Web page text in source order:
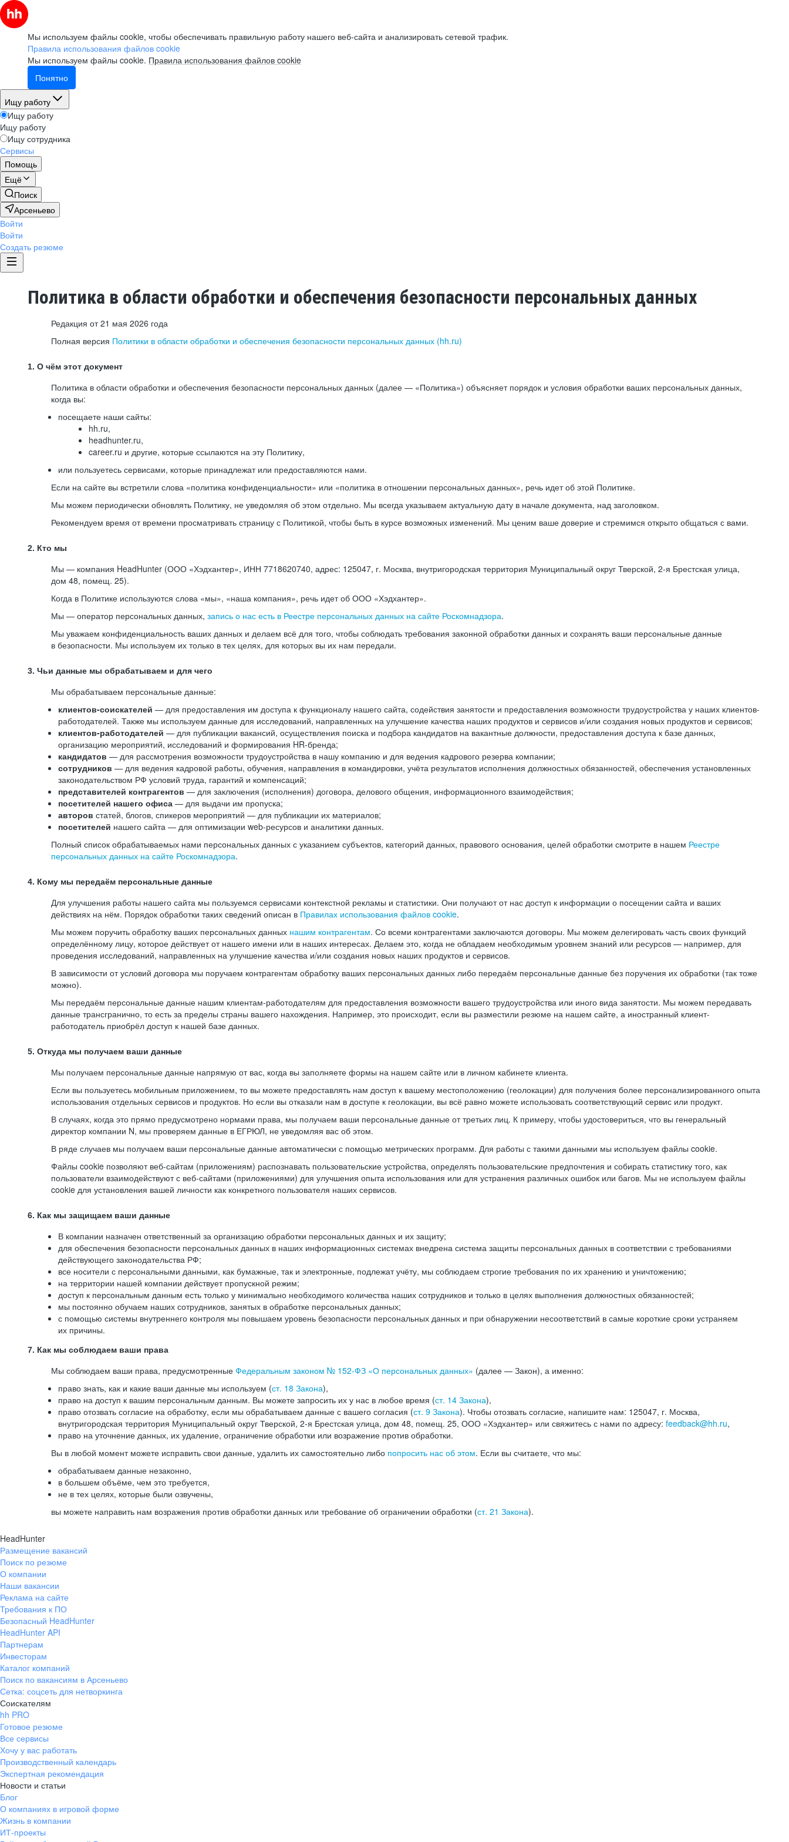
Мы используем файлы cookie, чтобы обеспечивать правильную работу нашего веб-сайта и анализировать сетевой трафик.
Правила использования файлов cookie
Мы используем файлы cookie. Правила использования файлов cookie
Понятно
Ищу работу
Ищу работу
Ищу работу
Ищу сотрудника
Сервисы
Помощь
Ещё
Поиск
Арсеньево
Войти
Войти
Создать резюме
Политика в области обработки и обеспечения безопасности персональных данных
Редакция от 21 мая 2026 года
Полная версия Политики в области обработки и обеспечения безопасности персональных данных (hh.ru)
1. О чём этот документ
Политика в области обработки и обеспечения безопасности персональных данных (далее — «Политика») объясняет порядок и условия обработки ваших персональных данных,
когда вы:
посещаете наши сайты:
hh.ru,
headhunter.ru,
career.ru и другие, которые ссылаются на эту Политику,
или пользуетесь сервисами, которые принадлежат или предоставляются нами.
Если на сайте вы встретили слова «политика конфиденциальности» или «политика в отношении персональных данных», речь идет об этой Политике.
Мы можем периодически обновлять Политику, не уведомляя об этом отдельно. Мы всегда указываем актуальную дату в начале документа, над заголовком.
Рекомендуем время от времени просматривать страницу с Политикой, чтобы быть в курсе возможных изменений. Мы ценим ваше доверие и стремимся открыто общаться с вами.
2. Кто мы
Мы — компания HeadHunter (ООО «Хэдхантер», ИНН 7718620740, адрес: 125047, г. Москва, внутригородская территория Муниципальный округ Тверской, 2-я Брестская улица,
дом 48, помещ. 25).
Когда в Политике используются слова «мы», «наша компания», речь идет об ООО «Хэдхантер».
Мы — оператор персональных данных, запись о нас есть в Реестре персональных данных на сайте Роскомнадзора.
Мы уважаем конфиденциальность ваших данных и делаем всё для того, чтобы соблюдать требования законной обработки данных и сохранять ваши персональные данные
в безопасности. Мы используем их только в тех целях, для которых вы их нам передали.
3. Чьи данные мы обрабатываем и для чего
Мы обрабатываем персональные данные:
клиентов-соискателей — для предоставления им доступа к функционалу нашего сайта, содействия занятости и предоставления возможности трудоустройства у наших клиентов-
работодателей. Также мы используем данные для исследований, направленных на улучшение качества наших продуктов и сервисов и/или создания новых продуктов и сервисов;
клиентов-работодателей — для публикации вакансий, осуществления поиска и подбора кандидатов на вакантные должности, предоставления доступа к базе данных,
организацию мероприятий, исследований и формирования HR-бренда;
кандидатов — для рассмотрения возможности трудоустройства в нашу компанию и для ведения кадрового резерва компании;
сотрудников — для ведения кадровой работы, обучения, направления в командировки, учёта результатов исполнения должностных обязанностей, обеспечения установленных
законодательством РФ условий труда, гарантий и компенсаций;
представителей контрагентов — для заключения (исполнения) договора, делового общения, информационного взаимодействия;
посетителей нашего офиса — для выдачи им пропуска;
авторов статей, блогов, спикеров мероприятий — для публикации их материалов;
посетителей нашего сайта — для оптимизации web-ресурсов и аналитики данных.
Полный список обрабатываемых нами персональных данных с указанием субъектов, категорий данных, правового основания, целей обработки смотрите в нашем Реестре
персональных данных на сайте Роскомнадзора.
4. Кому мы передаём персональные данные
Для улучшения работы нашего сайта мы пользуемся сервисами контекстной рекламы и статистики. Они получают от нас доступ к информации о посещении сайта и ваших
действиях на нём. Порядок обработки таких сведений описан в Правилах использования файлов cookie.
Мы можем поручить обработку ваших персональных данных нашим контрагентам. Со всеми контрагентами заключаются договоры. Мы можем делегировать часть своих функций
определённому лицу, которое действует от нашего имени или в наших интересах. Делаем это, когда не обладаем необходимым уровнем знаний или ресурсов — например, для
проведения исследований, направленных на улучшение качества и/или создания новых наших продуктов и сервисов.
В зависимости от условий договора мы поручаем контрагентам обработку ваших персональных данных либо передаём персональные данные без поручения их обработки (так тоже
можно).
Мы передаём персональные данные нашим клиентам-работодателям для предоставления возможности вашего трудоустройства или иного вида занятости. Мы можем передавать
данные трансгранично, то есть за пределы страны вашего нахождения. Например, это происходит, если вы разместили резюме на нашем сайте, а иностранный клиент-
работодатель приобрёл доступ к нашей базе данных.
5. Откуда мы получаем ваши данные
Мы получаем персональные данные напрямую от вас, когда вы заполняете формы на нашем сайте или в личном кабинете клиента.
Если вы пользуетесь мобильным приложением, то вы можете предоставлять нам доступ к вашему местоположению (геолокации) для получения более персонализированного опыта
использования отдельных сервисов и продуктов. Но если вы отказали нам в доступе к геолокации, вы всё равно можете использовать соответствующий сервис или продукт.
В случаях, когда это прямо предусмотрено нормами права, мы получаем ваши персональные данные от третьих лиц. К примеру, чтобы удостовериться, что вы генеральный
директор компании N, мы проверяем данные в ЕГРЮЛ, не уведомляя вас об этом.
В ряде случаев мы получаем ваши персональные данные автоматически с помощью метрических программ. Для работы с такими данными мы используем файлы cookie.
Файлы cookie позволяют веб-сайтам (приложениям) распознавать пользовательские устройства, определять пользовательские предпочтения и собирать статистику того, как
пользователи взаимодействуют с веб-сайтами (приложениями) для улучшения опыта использования или для устранения различных ошибок или багов. Мы не используем файлы
cookie для установления вашей личности как конкретного пользователя наших сервисов.
6. Как мы защищаем ваши данные
В компании назначен ответственный за организацию обработки персональных данных и их защиту;
для обеспечения безопасности персональных данных в наших информационных системах внедрена система защиты персональных данных в соответствии с требованиями
действующего законодательства РФ;
все носители с персональными данными, как бумажные, так и электронные, подлежат учёту, мы соблюдаем строгие требования по их хранению и уничтожению;
на территории нашей компании действует пропускной режим;
доступ к персональным данным есть только у минимально необходимого количества наших сотрудников и только в целях выполнения должностных обязанностей;
мы постоянно обучаем наших сотрудников, занятых в обработке персональных данных;
с помощью системы внутреннего контроля мы повышаем уровень безопасности персональных данных и при обнаружении несоответствий в самые короткие сроки устраняем
их причины.
7. Как мы соблюдаем ваши права
Мы соблюдаем ваши права, предусмотренные Федеральным законом № 152-ФЗ «О персональных данных» (далее — Закон), а именно:
право знать, как и какие ваши данные мы используем (ст. 18 Закона),
право на доступ к вашим персональным данным. Вы можете запросить их у нас в любое время (ст. 14 Закона),
право отозвать согласие на обработку, если мы обрабатываем данные с вашего согласия (ст. 9 Закона). Чтобы отозвать согласие, напишите нам: 125047, г. Москва,
внутригородская территория Муниципальный округ Тверской, 2-я Брестская улица, дом 48, помещ. 25, ООО «Хэдхантер» или свяжитесь с нами по адресу: feedback@hh.ru,
право на уточнение данных, их удаление, ограничение обработки или возражение против обработки.
Вы в любой момент можете исправить свои данные, удалить их самостоятельно либо попросить нас об этом. Если вы считаете, что мы:
обрабатываем данные незаконно,
в большем объёме, чем это требуется,
не в тех целях, которые были озвучены,
вы можете направить нам возражения против обработки данных или требование об ограничении обработки (ст. 21 Закона).
HeadHunter
Размещение вакансий
Поиск по резюме
О компании
Наши вакансии
Реклама на сайте
Требования к ПО
Безопасный HeadHunter
HeadHunter API
Партнерам
Инвесторам
Каталог компаний
Поиск по вакансиям в Арсеньево
Сетка: соцсеть для нетворкинга
Соискателям
hh PRO
Готовое резюме
Все сервисы
Хочу у вас работать
Производственный календарь
Экспертная рекомендация
Новости и статьи
Блог
О компаниях в игровой форме
Жизнь в компании
ИТ-проекты